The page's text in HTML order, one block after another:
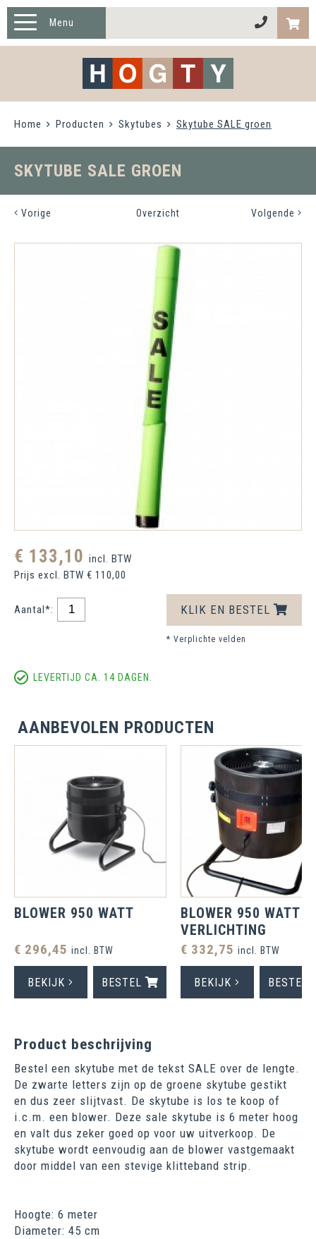
Menu
TWISTER XL
Home Producten Skytubes Skytube SALE groen
SKYTUBE SALE GROEN
Vorige Overzicht Volgende
€ 133,10 incl. BTW
Prijs excl. BTW € 110,00
Aantal*: KLIK EN BESTEL
* Verplichte velden
LEVERTIJD CA. 14 DAGEN.
AANBEVOLEN PRODUCTEN
BLOWER 950 WATT
€ 296,45 incl. BTW
BEKIJK BESTEL
BLOWER 950 WATT
VERLICHTING
€ 332,75 incl. BTW
BEKIJK BESTEL
Product beschrijving
Bestel een skytube met de tekst SALE over de lengte.
De zwarte letters zijn op de groene skytube gestikt
en dus zeer slijtvast. De skytube is los te koop of
i.c.m. een blower. Deze sale skytube is 6 meter hoog
en valt dus zeker goed op voor uw uitverkoop. De
skytube wordt eenvoudig aan de blower vastgemaakt
door middel van een stevige klitteband strip.
Hoogte: 6 meter
Diameter: 45 cm